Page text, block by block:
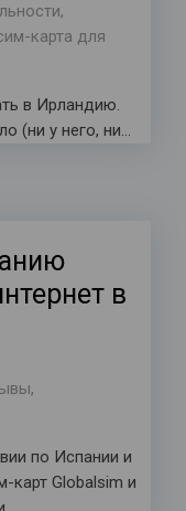
,
карта для
в Ирландию.
(ни у него, ни…
в
,
по Испании и
карт Globalsim и